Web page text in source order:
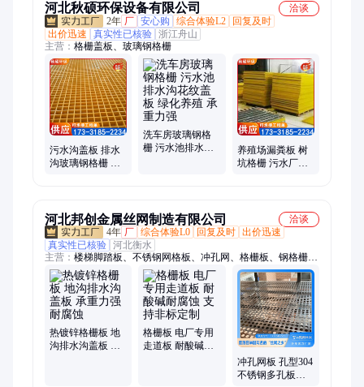
河北秋硕环保设备有限公司
洽谈
2年 厂 安心购 综合体验L2
回复及时
出价迅速
真实性已核验 浙江舟山
主营： 格栅盖板、玻璃钢格栅
污水沟盖板 排水
沟玻璃钢格栅 街
洗车房玻璃钢格
栅 污水池排水沟
养殖场漏粪板 树
坑格栅 污水厂盖
河北邦创金属丝网制造有限公司
洽谈
4年 厂 综合体验L0 回复及时 出价迅速
真实性已核验 河北衡水
主营： 楼梯脚踏板、不锈钢网格板、冲孔网、格栅板、钢格栅
板、镀锌钢格栅板、地沟排水沟盖板、洞洞板、穿孔网、圆孔
网、不锈钢冲孔网、铝板穿孔板、防滑板、穿孔板、球形立柱、
球形栏杆、镀锌球形立柱、镀锌球接栏杆、热浸锌球接立柱、热
浸锌球型立柱、热浸锌三球接护栏、球型立柱、球型栏杆、球接
立柱、球接栏杆
热镀锌格栅板 地
沟排水沟盖板 承
格栅板 电厂专用
走道板 耐酸碱耐
冲孔网板 孔型304
不锈钢多孔板圆